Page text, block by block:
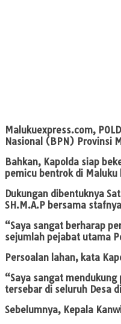
Malukuexpress.com,
Nasional (BPN) Provinsi
Bahkan, Kapolda siap
pemicu bentrok di
Dukungan dibentuknya
SH.M.A.P bersama
“Saya sangat berharap
sejumlah pejabat utama
Persoalan lahan, kata
“Saya sangat
tersebar di seluruh Desa
Sebelumnya, Kepala